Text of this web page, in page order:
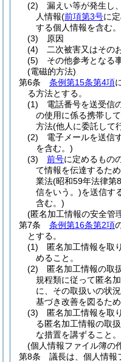
(2)
漏えい等が発生し
人情報(前項第3号に
する個人情報を含む
(3)
原因
(4)
二次被害又はその
(5)
その他参考となる
(電磁的方法)
第6条
条例第15条第4項
る方法とする。
(1)
電話番号を送受信
の使用に係る携帯し
方法(他人に委託して
(2)
電子メールを送信
を含む。)
(3)
前号に定めるもの
て情報を伝達するた
業法(昭和59年法律第
信をいう。)を送信す
含む。)
(匿名加工情報の安全管
第7条
条例第16条第2項
とする。
(1)
匿名加工情報を取
めること。
(2)
匿名加工情報の取
規程類に従って匿名
に、その取扱いの状
基づき改善を図るた
(3)
匿名加工情報を取
る匿名加工情報の取
な措置を講ずること。
(個人情報ファイル簿の
第8条
議長は、個人情報